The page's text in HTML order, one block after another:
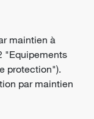
maintien à
"Equipements
protection").
par maintien